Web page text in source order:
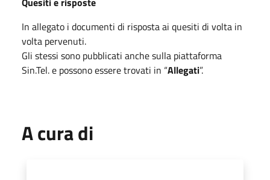
In allegato i documenti di risposta ai quesiti di volta in
volta pervenuti.
Gli stessi sono pubblicati anche sulla piattaforma
Sin.Tel. e possono essere trovati in “Allegati”.
A cura di